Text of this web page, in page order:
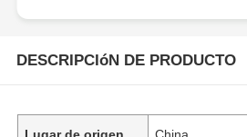
DESCRIPCIóN DE PRODUCTO
Lugar de origen China